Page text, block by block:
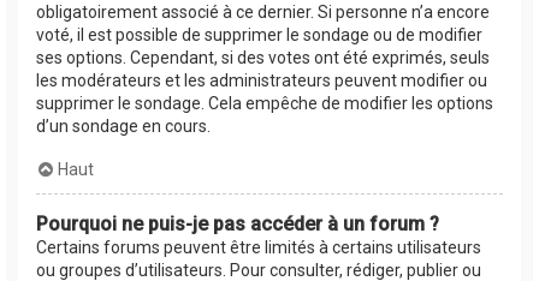
obligatoirement associé à ce dernier. Si personne n’a encore
voté, il est possible de supprimer le sondage ou de modifier
ses options. Cependant, si des votes ont été exprimés, seuls
les modérateurs et les administrateurs peuvent modifier ou
supprimer le sondage. Cela empêche de modifier les options
d’un sondage en cours.
Haut
Pourquoi ne puis-je pas accéder à un forum ?
Certains forums peuvent être limités à certains utilisateurs
ou groupes d’utilisateurs. Pour consulter, rédiger, publier ou